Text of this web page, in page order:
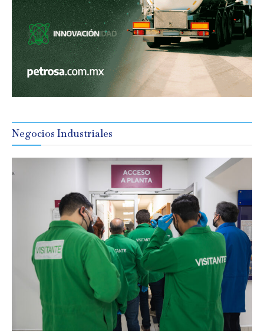
Negocios Industriales